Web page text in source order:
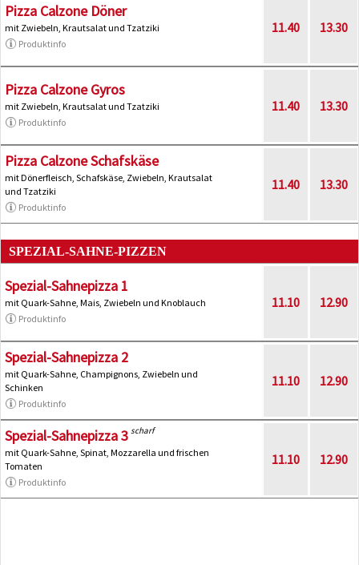
Pizza Calzone Döner
mit Zwiebeln, Krautsalat und Tzatziki
Produktinfo
11.40 13.30
Pizza Calzone Gyros
mit Zwiebeln, Krautsalat und Tzatziki
Produktinfo
11.40 13.30
Pizza Calzone Schafskäse
mit Dönerfleisch, Schafskäse, Zwiebeln, Krautsalat
und Tzatziki
Produktinfo
11.40 13.30
SPEZIAL-SAHNE-PIZZEN
Spezial-Sahnepizza 1
mit Quark-Sahne, Mais, Zwiebeln und Knoblauch
Produktinfo
11.10 12.90
Spezial-Sahnepizza 2
mit Quark-Sahne, Champignons, Zwiebeln und
Schinken
Produktinfo
11.10 12.90
Spezial-Sahnepizza 3 scharf
mit Quark-Sahne, Spinat, Mozzarella und frischen
Tomaten
Produktinfo
11.10 12.90